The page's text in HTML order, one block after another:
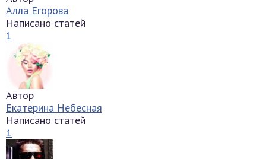
Алла Егорова
Написано статей
1
Автор
Екатерина Небесная
Написано статей
1